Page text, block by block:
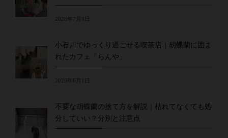
2026年7月9日
小石川でゆっくり過ごせる喫茶店｜胡蝶蘭に囲ま
れたカフェ「らんや」
2026年6月1日
不要な胡蝶蘭の捨て方を解説｜枯れてなくても処
分していい？分別と注意点